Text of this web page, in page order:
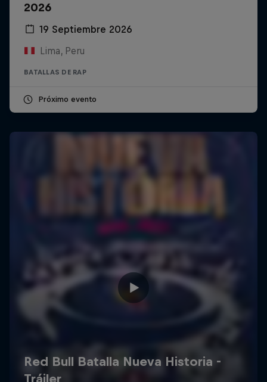
2026
19 Septiembre 2026
Lima, Peru
BATALLAS DE RAP
Próximo evento